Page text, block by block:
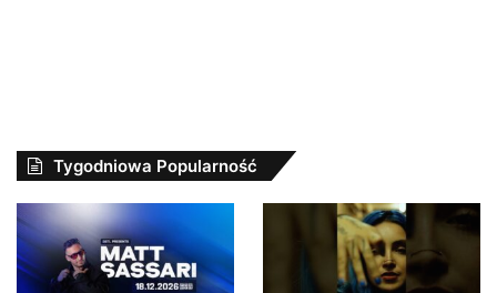
Tygodniowa Popularność